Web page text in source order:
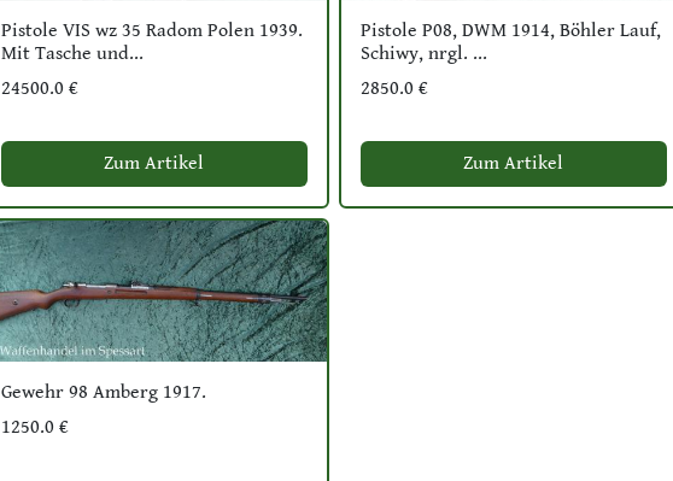
Pistole VIS wz 35 Radom Polen 1939.
Mit Tasche und...
24500.0 €
Zum Artikel
Pistole P08, DWM 1914, Böhler Lauf,
Schiwy, nrgl. ...
2850.0 €
Zum Artikel
Gewehr 98 Amberg 1917.
1250.0 €